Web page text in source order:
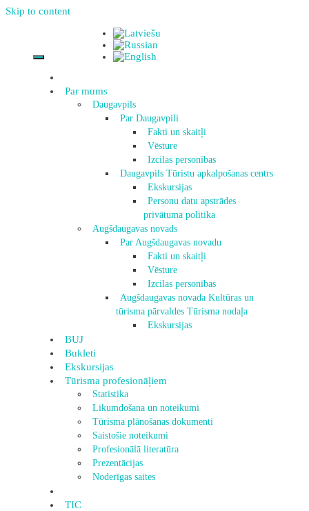
Skip to content
Par mums
Daugavpils
Par Daugavpili
Fakti un skaitļi
Vēsture
Izcilas personības
Daugavpils Tūristu apkalpošanas centrs
Ekskursijas
Personu datu apstrādes
privātuma politika
Augšdaugavas novads
Par Augšdaugavas novadu
Fakti un skaitļi
Vēsture
Izcilas personības
Augšdaugavas novada Kultūras un
tūrisma pārvaldes Tūrisma nodaļa
Ekskursijas
BUJ
Bukleti
Ekskursijas
Tūrisma profesionāļiem
Statistika
Likumdošana un noteikumi
Tūrisma plānošanas dokumenti
Saistošie noteikumi
Profesionālā literatūra
Prezentācijas
Noderīgas saites
TIC